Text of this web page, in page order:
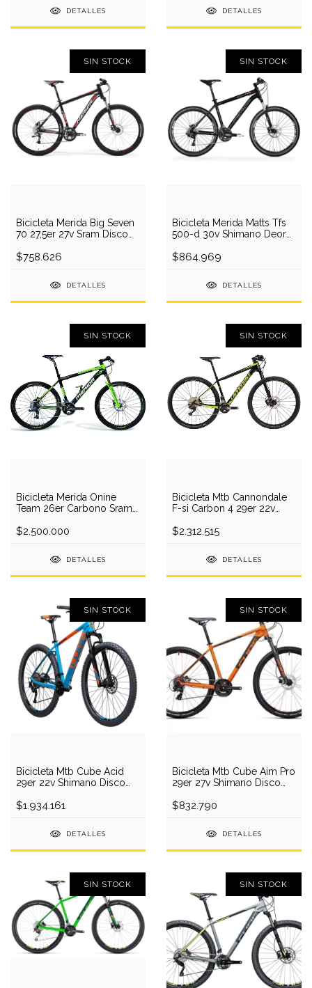
DETALLES DETALLES
SIN STOCK
Bicicleta Merida Big Seven
70 27,5er 27v Sram Disco
$758.626
DETALLES
SIN STOCK
Bicicleta Merida Matts Tfs
500-d 30v Shimano Deore
$864.969
DETALLES
SIN STOCK
Bicicleta Merida Onine
Team 26er Carbono Sram
$2.500.000
DETALLES
SIN STOCK
Bicicleta Mtb Cannondale
F-si Carbon 4 29er 22v
$2.312.515
DETALLES
SIN STOCK
Bicicleta Mtb Cube Acid
29er 22v Shimano Disco
$1.934.161
DETALLES
SIN STOCK
Bicicleta Mtb Cube Aim Pro
29er 27v Shimano Disco
$832.790
DETALLES
SIN STOCK SIN STOCK